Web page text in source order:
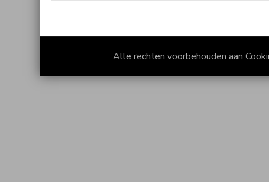
Alle rechten voorbehouden aan